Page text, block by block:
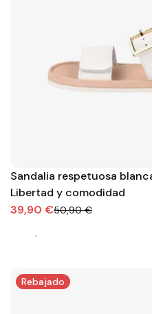
Sandalia respetuosa
Libertad y comodidad
39,90 €50,90 €
Rebajado